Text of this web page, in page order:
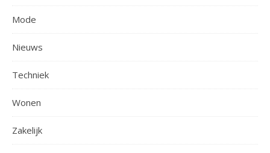
Mode
Nieuws
Techniek
Wonen
Zakelijk